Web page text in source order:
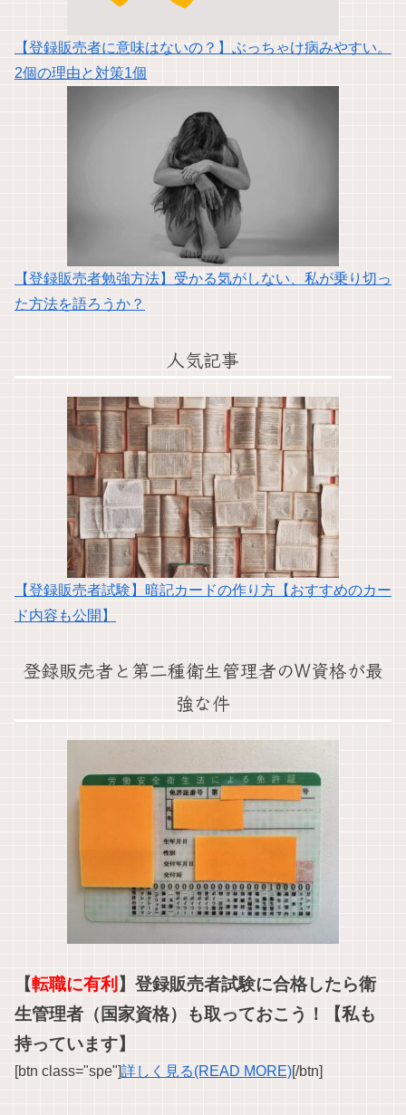
【登録販売者に意味はないの？】ぶっちゃけ病みやすい。
2個の理由と対策1個
【登録販売者勉強方法】受かる気がしない、私が乗り切っ
た方法を語ろうか？
人気記事
【登録販売者試験】暗記カードの作り方【おすすめのカー
ド内容も公開】
登録販売者と第二種衛生管理者のW資格が最
強な件
【転職に有利 】登録販売者試験に合格したら衛
生管理者（国家資格）も取っておこう！【私も
持っています】
[btn class="spe"]詳しく見る(READ MORE)[/btn]